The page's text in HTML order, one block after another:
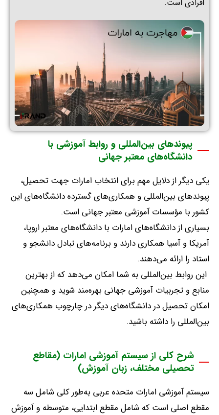
افرادی است.
پیوندهای بین‌المللی و روابط آموزشی با
دانشگاه‌های معتبر جهانی
یکی دیگر از دلایل مهم برای انتخاب امارات جهت تحصیل،
پیوندهای بین‌المللی و همکاری‌های گسترده دانشگاه‌های این
کشور با مؤسسات آموزشی معتبر جهانی است.
بسیاری از دانشگاه‌های امارات با دانشگاه‌های معتبر اروپا،
آمریکا و آسیا همکاری دارند و برنامه‌های تبادل دانشجو و
استاد را ارائه می‌دهند.
این روابط بین‌المللی به شما امکان می‌دهد که از بهترین
منابع و تجربیات آموزشی جهانی بهره‌مند شوید و همچنین
امکان تحصیل در دانشگاه‌های دیگر در چارچوب همکاری‌های
بین‌المللی را داشته باشید.
شرح کلی از سیستم آموزشی امارات (مقاطع
تحصیلی مختلف، زبان آموزش)
سیستم آموزشی امارات متحده عربی به‌طور کلی شامل سه
مقطع اصلی است که شامل مقطع ابتدایی، متوسطه و آموزش